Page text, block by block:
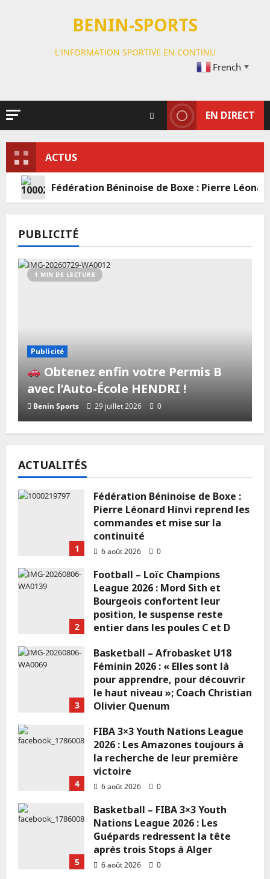
BENIN-SPORTS
L'INFORMATION SPORTIVE EN CONTINU
French ▼
EN DIRECT
ACTUS
Fédération Béninoise de Boxe : Pierre
PUBLICITÉ
1 MIN DE LECTURE
Publicité
Obtenez enfin votre Permis B
avec l’Auto-École HENDRI !
Benin Sports 29 juillet 2026 0
A LA UNE Publicité
𝐃é𝐜𝐨𝐮𝐯𝐫𝐞𝐳 𝐥𝐞 𝐠𝐨û𝐭 𝐚𝐮𝐭𝐡𝐞𝐧𝐭𝐢𝐪𝐮𝐞 𝐝𝐮
𝐊𝐥𝐮𝐢𝐤𝐥𝐮𝐢 é𝐩𝐢𝐜é 𝐝’𝐀𝐠𝐨𝐧𝐥𝐢𝐧 !
18 juin 2026 0
1 MIN DE LECTURE
WILLY SPORT en collaboration avec
DK multiservices vous présentent,
le logiciel de gestion
WSDK_CONNECT
18 juin 2026 0
1 MIN DE LECTURE
ACTUALITÉS
1
Fédération Béninoise de Boxe :
Pierre Léonard Hinvi reprend les
commandes et mise sur la
continuité
6 août 2026 0
2
Football – Loïc Champions
League 2026 : Mord Sith et
Bourgeois confortent leur
position, le suspense reste
entier dans les poules C et D
3
Basketball – Afrobasket U18
Féminin 2026 : « Elles sont là
pour apprendre, pour découvrir
le haut niveau »; Coach Christian
Olivier Quenum
4
FIBA 3×3 Youth Nations League
2026 : Les Amazones toujours à
la recherche de leur première
victoire
6 août 2026 0
5
Basketball – FIBA 3×3 Youth
Nations League 2026 : Les
Guépards redressent la tête
après trois Stops à Alger
6 août 2026 0